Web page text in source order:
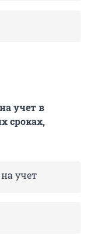
учет в
сроках,
учет